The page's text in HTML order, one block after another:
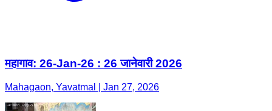
महागाव: 26-Jan-26 : 26 जानेवारी 2026
Mahagaon, Yavatmal | Jan 27, 2026